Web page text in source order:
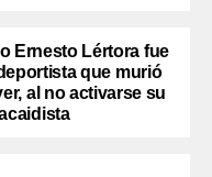
Ernesto Lértora fue
que murió
al no activarse su